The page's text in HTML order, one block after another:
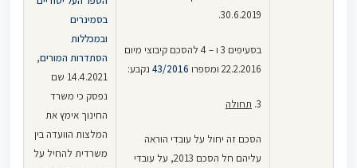
30.6.2019.
בסעיפים 3 ו – 4 להסכם קיבוצי מיום
22.2.2016 ומספרו
43/2016 נקבע:
3. תחולה
הסכם זה יחול על עובדי הוראה
עליהם חל הסכם 2013, על עובדי
בסמינרים
ובמכללות
הסתדרות המורים,
14.4.2021 שם
נפסק כי משרד
החינוך אימץ את
המלצות הוועדה בין
משרדית להחיל על